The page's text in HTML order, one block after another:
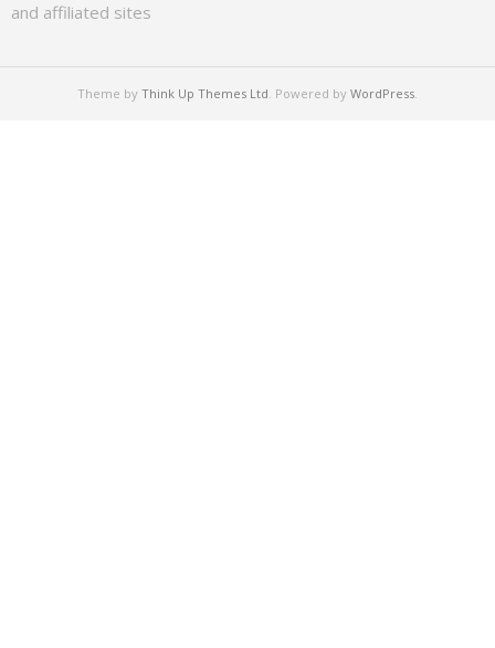
and affiliated sites
Theme by Think Up Themes Ltd. Powered by WordPress.